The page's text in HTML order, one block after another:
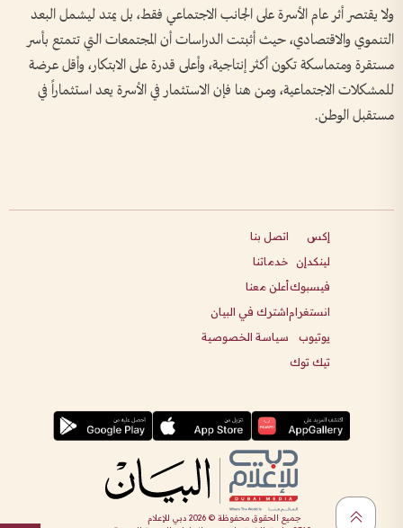
ولا يقتصر أثر عام الأسرة على الجانب الاجتماعي فقط، بل يمتد ليشمل البعد
التنموي والاقتصادي، حيث أثبتت الدراسات أن المجتمعات التي تتمتع بأسر
مستقرة ومتماسكة تكون أكثر إنتاجية، وأعلى قدرة على الابتكار، وأقل عرضة
للمشكلات الاجتماعية، ومن هنا فإن الاستثمار في الأسرة يعد استثماراً في
مستقبل الوطن.
إكس
لينكدإن
فيسبوك
انستغرام
يوتيوب
تيك توك
اتصل بنا
خدماتنا
أعلن معنا
اشترك في البيان
سياسة الخصوصية
جميع الحقوق محفوظة ©2026 دبي للإعلام